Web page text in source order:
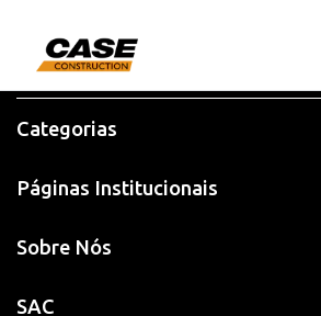
Categorias
Páginas Institucionais
Sobre Nós
SAC